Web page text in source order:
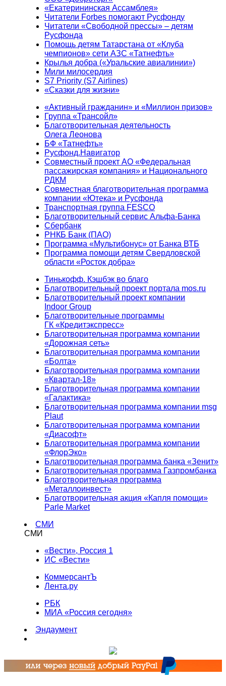
«Екатерининская Ассамблея»
Читатели Forbes помогают Русфонду
Читатели «Свободной прессы» – детям
Русфонда
Помощь детям Татарстана от «Клуба
чемпионов» сети АЗС «Татнефть»
Крылья добра («Уральские авиалинии»)
Мили милосердия
S7 Priority (S7 Airlines)
«Сказки для жизни»
«Активный гражданин» и «Миллион призов»
Группа «Трансойл»
Благотворительная деятельность
Олега Леонова
БФ «Татнефть»
Русфонд.Навигатор
Совместный проект АО «Федеральная
пассажирская компания» и Национального
РДКМ
Совместная благотворительная программа
компании «Ютека» и Русфонда
Транспортная группа FESCO
Благотворительный сервис Альфа-Банка
Сбербанк
РНКБ Банк (ПАО)
Программа «Мультибонус» от Банка ВТБ
Программа помощи детям Свердловской
области «Росток добра»
Тинькофф. Кэшбэк во благо
Благотворительный проект портала mos.ru
Благотворительный проект компании
Indoor Group
Благотворительные программы
ГК «Кредитэкспресс»
Благотворительная программа компании
«Дорожная сеть»
Благотворительная программа компании
«Болта»
Благотворительная программа компании
«Квартал-18»
Благотворительная программа компании
«Галактика»
Благотворительная программа компании msg
Plaut
Благотворительная программа компании
«Диасофт»
Благотворительная программа компании
«ФлорЭко»
Благотворительная программа банка «Зенит»
Благотворительная программа Газпромбанка
Благотворительная программа
«Металлоинвест»
Благотворительная акция «Капля помощи»
Parle Market
СМИ
СМИ
«Вести», Россия 1
ИС «Вести»
КоммерсантЪ
Лента.ру
РБК
МИА «Россия сегодня»
Эндаумент